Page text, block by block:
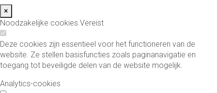
×
Noodzakelijke cookies Vereist
Deze cookies zijn essentieel voor het functioneren van de
website. Ze stellen basisfuncties zoals paginanavigatie en
toegang tot beveiligde delen van de website mogelijk.
Analytics-cookies